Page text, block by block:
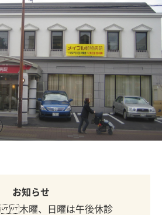
お知らせ
木曜、日曜は午後休診